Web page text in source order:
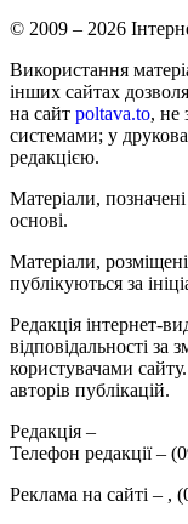
© 2009 – 2026
Використання
інших сайтах
на сайт poltava.to, не
системами; у
редакцією.
Матеріали,
основі.
Матеріали,
публікуються за
Редакція інтернет-
відповідальності за
користувачами
авторів публікацій.
Редакція –
Телефон редакції –
Реклама на сайті – ,